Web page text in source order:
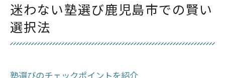
迷わない塾選び鹿児島市での賢い
選択法